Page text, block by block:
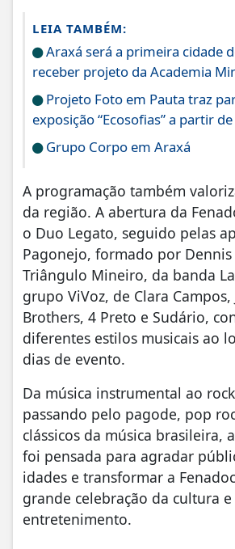
LEIA TAMBÉM:
Araxá será a primeira cidade
receber projeto da Academia
Projeto Foto em Pauta traz
exposição “Ecosofias” a partir
Grupo Corpo em Araxá
A programação também
da região. A abertura da
o Duo Legato, seguido pelas
Pagonejo, formado por Dennis
Triângulo Mineiro, da banda
grupo ViVoz, de Clara Campos,
Brothers, 4 Preto e Sudário,
diferentes estilos musicais ao
dias de evento.
Da música instrumental ao
passando pelo pagode, pop
clássicos da música brasileira,
foi pensada para agradar
idades e transformar a
grande celebração da cultura
entretenimento.